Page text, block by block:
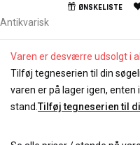
ØNSKELISTE
Antikvarisk
Varen er desværre udsolgt i
Tilføj tegneserien til din
varen er på lager igen, enten
stand. Tilføj tegneserien til